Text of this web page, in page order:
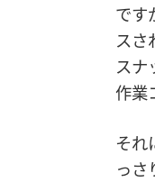
です
スさ
スナ
作業
それ
っさ